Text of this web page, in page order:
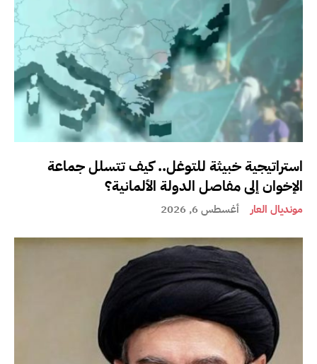
استراتيجية خبيثة للتوغل.. كيف تتسلل جماعة
الإخوان إلى مفاصل الدولة الألمانية؟
مونديال العار أغسطس 6, 2026